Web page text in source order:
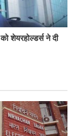
शेयरहोल्डर्स ने दी